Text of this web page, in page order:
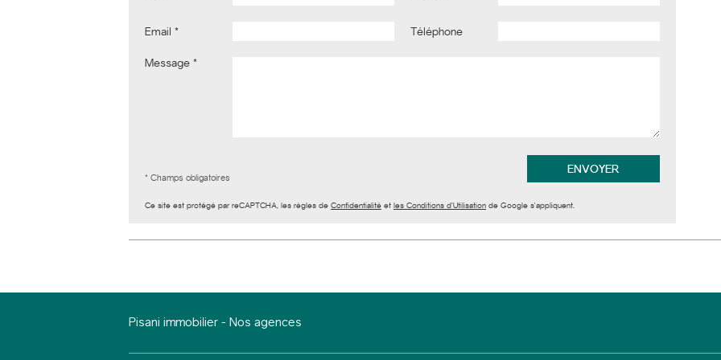
Email Téléphone
Message
* Champs obligatoires
Ce site est protégé par reCAPTCHA, les règles de Confidentialité et les Conditions d'Utilisation de Google s'appliquent.
Pisani immobilier - Nos agences